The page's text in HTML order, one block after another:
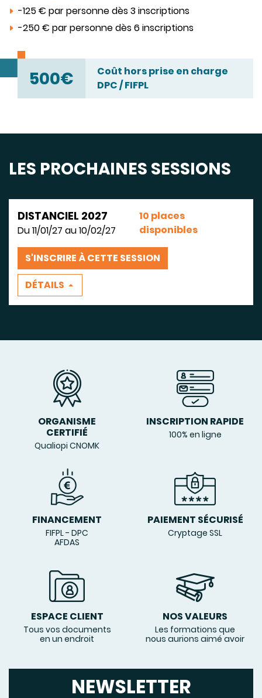
-125 € par personne dès 3 inscriptions
-250 € par personne dès 6 inscriptions
500€
Coût hors prise en charge
DPC / FIFPL
LES PROCHAINES SESSIONS
DISTANCIEL 2027
Du 11/01/27 au 10/02/27
10 places
disponibles
S'INSCRIRE À CETTE SESSION
DÉTAILS
ORGANISME
CERTIFIÉ
Qualiopi CNOMK
INSCRIPTION RAPIDE
100% en ligne
FINANCEMENT
FIFPL - DPC
AFDAS
PAIEMENT SÉCURISÉ
Cryptage SSL
ESPACE CLIENT
Tous vos documents
en un endroit
NOS VALEURS
Les formations que
nous aurions aimé avoir
NEWSLETTER